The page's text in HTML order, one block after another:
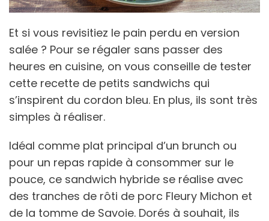
Et si vous revisitiez le pain perdu en version
salée ? Pour se régaler sans passer des
heures en cuisine, on vous conseille de tester
cette recette de petits sandwichs qui
s’inspirent du cordon bleu. En plus, ils sont très
simples à réaliser.
Idéal comme plat principal d’un brunch ou
pour un repas rapide à consommer sur le
pouce, ce sandwich hybride se réalise avec
des tranches de rôti de porc Fleury Michon et
de la tomme de Savoie. Dorés à souhait, ils